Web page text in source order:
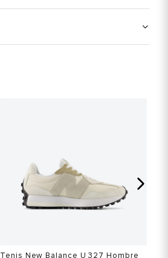
Tenis New Balance U 327 Hombre